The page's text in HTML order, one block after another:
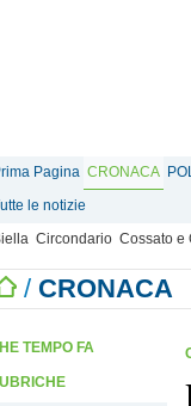
Pagina CRONACA
le notizie
Circondario Cossato e
/ CRONACA
TEMPO FA